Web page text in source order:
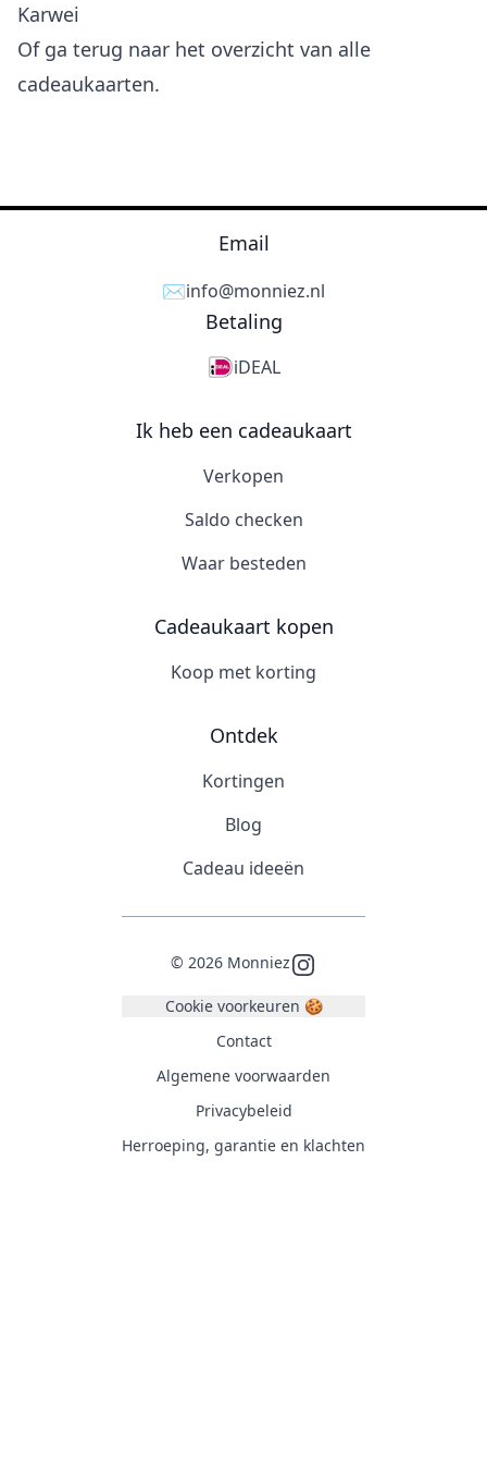
Karwei
Of ga terug naar het overzicht van alle
cadeaukaarten.
Email
✉️info@monniez.nl
Betaling
iDEAL
Ik heb een cadeaukaart
Verkopen
Saldo checken
Waar besteden
Cadeaukaart kopen
Koop met korting
Ontdek
Kortingen
Blog
Cadeau ideeën
© 2026 MonniezInstagram
Cookie voorkeuren 🍪
Contact
Algemene voorwaarden
Privacybeleid
Herroeping, garantie en klachten